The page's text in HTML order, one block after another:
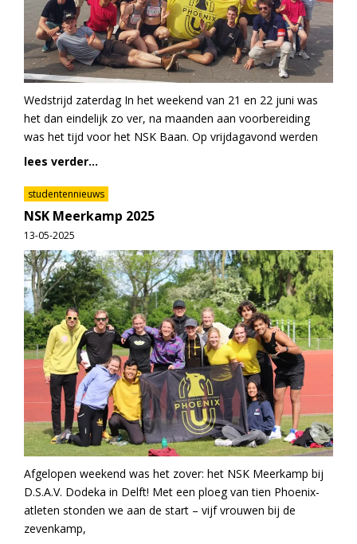
Wedstrijd zaterdag In het weekend van 21 en 22 juni was
het dan eindelijk zo ver, na maanden aan voorbereiding
was het tijd voor het NSK Baan. Op vrijdagavond werden
lees verder...
studentennieuws
NSK Meerkamp 2025
13-05-2025
Afgelopen weekend was het zover: het NSK Meerkamp bij
D.S.A.V. Dodeka in Delft! Met een ploeg van tien Phoenix-
atleten stonden we aan de start – vijf vrouwen bij de
zevenkamp,